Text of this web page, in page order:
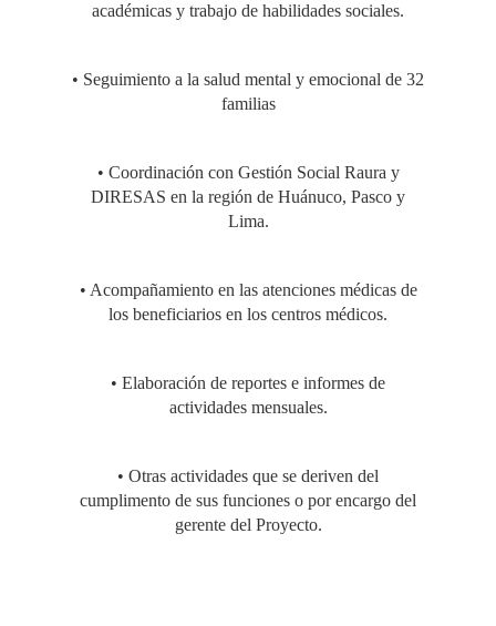
académicas y trabajo de habilidades sociales.
• Seguimiento a la salud mental y emocional de 32
familias
• Coordinación con Gestión Social Raura y
DIRESAS en la región de Huánuco, Pasco y
Lima.
• Acompañamiento en las atenciones médicas de
los beneficiarios en los centros médicos.
• Elaboración de reportes e informes de
actividades mensuales.
• Otras actividades que se deriven del
cumplimento de sus funciones o por encargo del
gerente del Proyecto.